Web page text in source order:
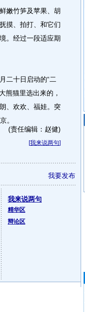
嫩竹笋及苹果、胡
摸、拍打、和它们
。经过一段适应期
二十日启动的“二
熊猫里选出来的，
、欢欢、福娃。突
。
(责任编辑：赵健)
[我来说两句]
我要发布
我来说两句
精华区
辩论区